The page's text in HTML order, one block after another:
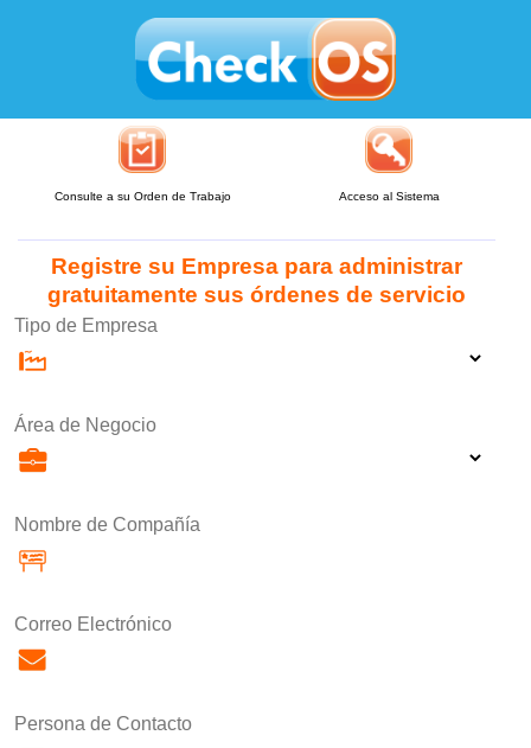
Consulte a su Orden de Trabajo Acceso al Sistema
Registre su Empresa para administrar
gratuitamente sus órdenes de servicio
Tipo de Empresa
Área de Negocio
Nombre de Compañía
Correo Electrónico
Persona de Contacto